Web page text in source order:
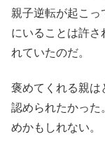
親子逆転が起こっ
にいることは許さ
れていたのだ。
褒めてくれる親は
認められたかった
めかもしれない。